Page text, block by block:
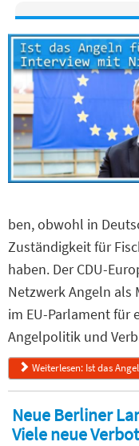
ben, obwohl in
Zuständigkeit für
haben. Der CDU-
Netzwerk Angeln als
im EU-Parlament für
Angelpolitik und
Weiterlesen: Ist das
Neue Berliner
Viele neue